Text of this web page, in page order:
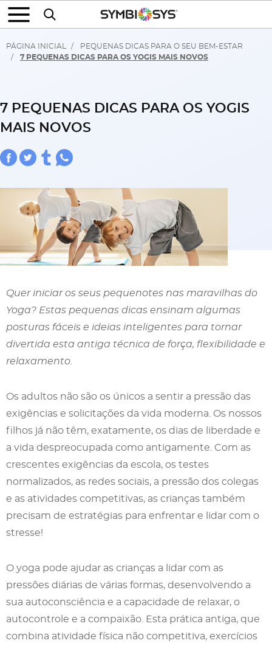
PÁGINA INICIAL
PEQUENAS DICAS PARA O SEU BEM-ESTAR
7 PEQUENAS DICAS PARA OS YOGIS MAIS NOVOS
7 PEQUENAS DICAS PARA OS YOGIS
MAIS NOVOS
Quer iniciar os seus pequenotes nas maravilhas do
Yoga? Estas pequenas dicas ensinam algumas
posturas fáceis e ideias inteligentes para tornar
divertida esta antiga técnica de força, flexibilidade e
relaxamento.
Os adultos não são os únicos a sentir a pressão das
exigências e solicitações da vida moderna. Os nossos
filhos já não têm, exatamente, os dias de liberdade e
a vida despreocupada como antigamente. Com as
crescentes exigências da escola, os testes
normalizados, as redes sociais, a pressão dos colegas
e as atividades competitivas, as crianças também
precisam de estratégias para enfrentar e lidar com o
stresse!
O yoga pode ajudar as crianças a lidar com as
pressões diárias de várias formas, desenvolvendo a
sua autoconsciência e a capacidade de relaxar, o
autocontrole e a compaixão. Esta prática antiga, que
combina atividade física não competitiva, exercícios